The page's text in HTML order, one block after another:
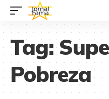
Tag:
Pobreza